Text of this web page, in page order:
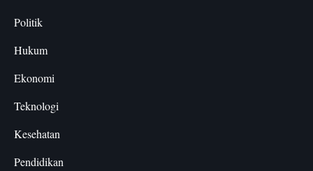
Politik
Hukum
Ekonomi
Teknologi
Kesehatan
Pendidikan